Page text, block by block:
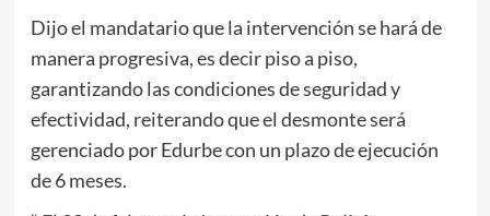
Dijo el mandatario que la intervención se hará de
manera progresiva, es decir piso a piso,
garantizando las condiciones de seguridad y
efectividad, reiterando que el desmonte será
gerenciado por Edurbe con un plazo de ejecución
de 6 meses.